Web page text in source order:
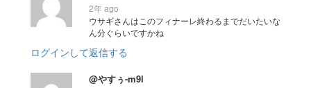
2年 ago
ウサギさんはこのフィナーレ終わるまでだいたいな
ん分ぐらいですかね
ログインして返信する
@やすぅ-m9l